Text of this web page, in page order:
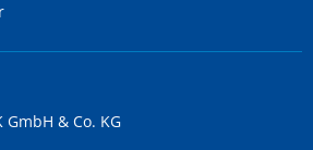
GmbH & Co. KG